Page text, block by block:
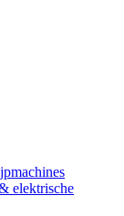
elektrische